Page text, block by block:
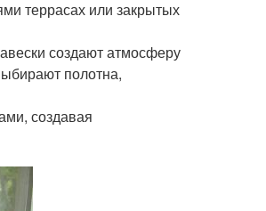
террасах или закрытых
создают атмосферу
полотна,
создавая